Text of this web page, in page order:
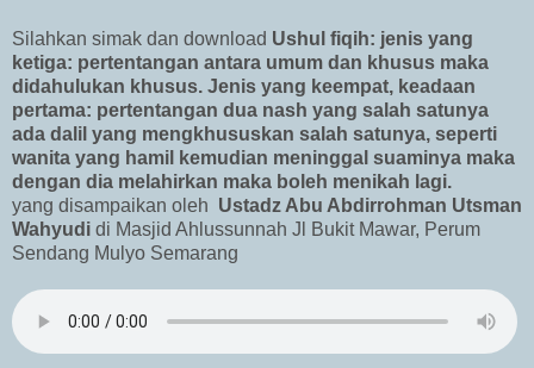
Silahkan simak dan download Ushul fiqih: jenis yang
ketiga: pertentangan antara umum dan khusus maka
didahulukan khusus. Jenis yang keempat, keadaan
pertama: pertentangan dua nash yang salah satunya
ada dalil yang mengkhususkan salah satunya, seperti
wanita yang hamil kemudian meninggal suaminya maka
dengan dia melahirkan maka boleh menikah lagi.
yang disampaikan oleh Ustadz Abu Abdirrohman Utsman
Wahyudi di Masjid Ahlussunnah Jl Bukit Mawar, Perum
Sendang Mulyo Semarang